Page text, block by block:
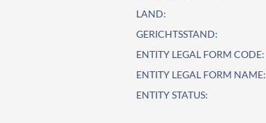
LAND:
GERICHTSSTAND:
ENTITY LEGAL FORM CODE:
ENTITY LEGAL FORM NAME:
ENTITY STATUS: